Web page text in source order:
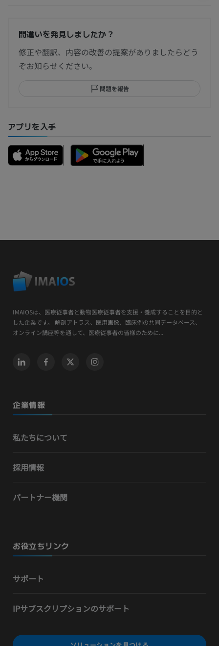
間違いを発見しましたか？
修正や翻訳、内容の改善の提案がありましたらどう
ぞお知らせください。
問題を報告
アプリを入手
IMAIOSは、医療従事者と動物医療従事者を支援・養成することを目的と
した企業です。 解剖アトラス、医用画像、臨床例の共同データベース、
オンライン講座等を通して、医療従事者の皆様のために...
企業情報
私たちについて
採用情報
パートナー機関
お役立ちリンク
サポート
IPサブスクリプションのサポート